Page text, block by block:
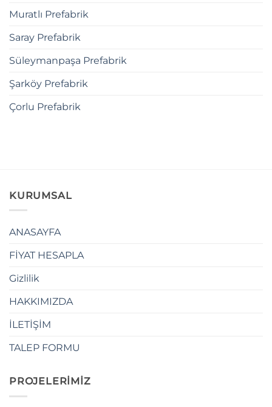
Muratlı Prefabrik
Saray Prefabrik
Süleymanpaşa Prefabrik
Şarköy Prefabrik
Çorlu Prefabrik
KURUMSAL
ANASAYFA
FİYAT HESAPLA
Gizlilik
HAKKIMIZDA
İLETİŞİM
TALEP FORMU
PROJELERİMİZ